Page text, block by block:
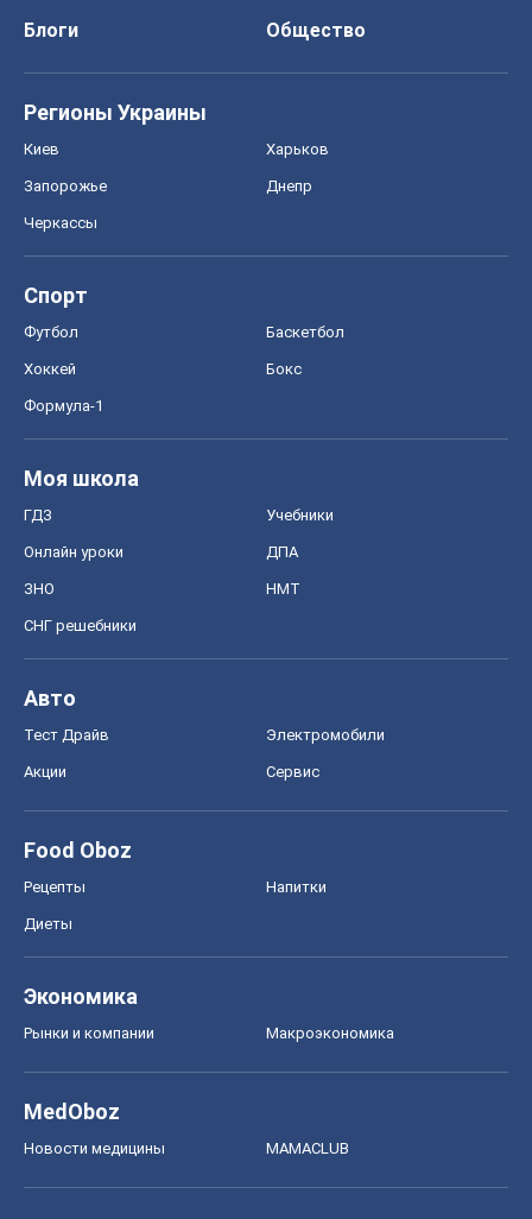
Блоги
Общество
Регионы Украины
Киев Харьков
Запорожье Днепр
Черкассы
Спорт
Футбол Баскетбол
Хоккей Бокс
Формула-1
Моя школа
ГДЗ Учебники
Онлайн уроки ДПА
ЗНО НМТ
СНГ решебники
Авто
Тест Драйв Электромобили
Акции Сервис
Food Oboz
Рецепты Напитки
Диеты
Экономика
Рынки и компании Mакроэкономика
MedOboz
Новости медицины MAMACLUB